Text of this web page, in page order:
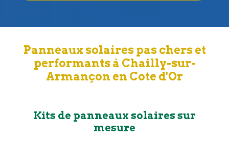
Panneaux solaires pas chers et
performants à Chailly-sur-
Armançon en Cote d'Or
Kits de panneaux solaires sur
mesure